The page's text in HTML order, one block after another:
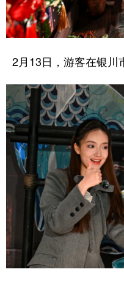
2月13日，游客在银川